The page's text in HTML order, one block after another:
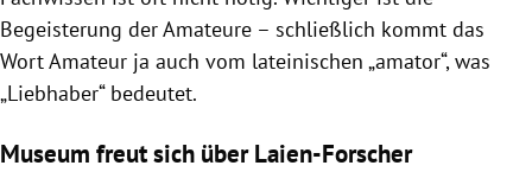
Begeisterung der Amateure – schließlich kommt das
Wort Amateur ja auch vom lateinischen „amator“, was
„Liebhaber“ bedeutet.
Museum freut sich über Laien-Forscher